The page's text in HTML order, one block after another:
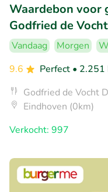
Waardebon voor
Godfried de
Vandaag Morgen
9.6
Perfect • 2.251
Godfried de Vocht
Eindhoven (0km)
Verkocht: 997